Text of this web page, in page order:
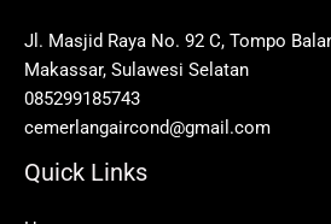
Jl. Masjid Raya No. 92 C, Tompo
Makassar, Sulawesi Selatan
085299185743
cemerlangaircond@gmail.com
Quick Links